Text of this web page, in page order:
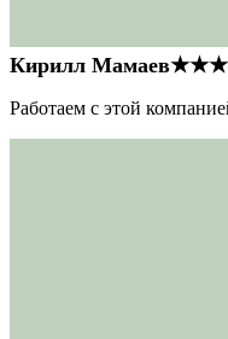
Кирилл Мамаев
Работаем с этой